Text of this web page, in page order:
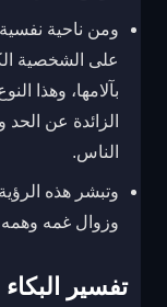
ومن ناحية
على الشخصية
بآلامها، وهذا
الزائدة عن
الناس.
وتبشر هذه
وزوال غمه
تفسير